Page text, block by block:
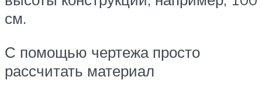
см.
С помощью чертежа просто
рассчитать материал